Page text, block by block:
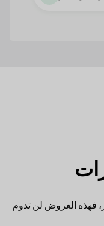
فهذه العروض لن تدوم